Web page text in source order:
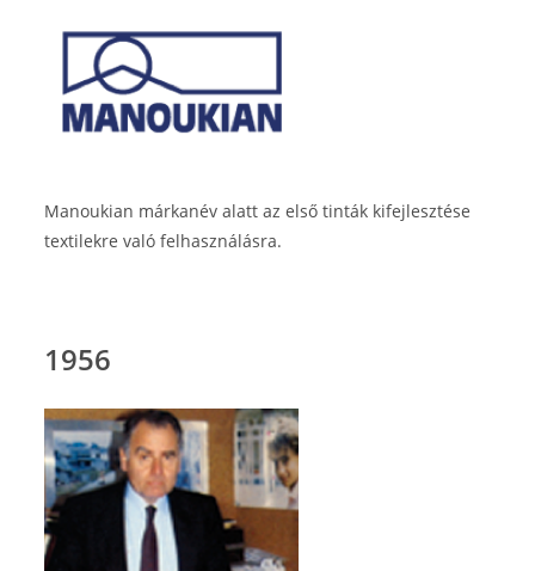
Manoukian márkanév alatt az első tinták kifejlesztése
textilekre való felhasználásra.
1956